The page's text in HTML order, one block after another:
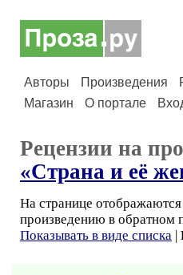
Авторы Произведения
Магазин
О портале
Рецензии на
«Страна и её
На странице
произведению в обратном
Показывать в виде списка |